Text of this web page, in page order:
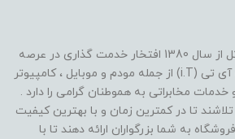
فروشگاه موبایل آی تی تل از سال 1380 افتخار خدمت گذاری در عرصه
تولید و توزیع محصولات آی تی (i.T) از جمله مودم و موبایل ، کامپیوتر
خدمات مخابراتی به هموطنان گرامی را دارد .
تا در کمترین زمان و با بهترین کیفیت
به شما بزرگواران ارائه دهند تا با